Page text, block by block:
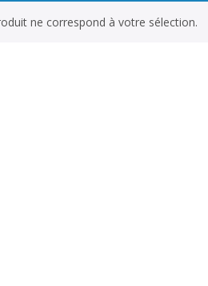
ne correspond à votre sélection.